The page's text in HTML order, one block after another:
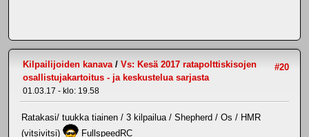
#20
Kilpailijoiden kanava/ Vs: Kesä 2017 ratapolttiskisojen
osallistujakartoitus - ja keskustelua sarjasta
01.03.17 - klo: 19.58
Ratakasi/ tuukka tiainen / 3 kilpailua / Shepherd / Os / HMR
(vitsivitsi)
FullspeedRC